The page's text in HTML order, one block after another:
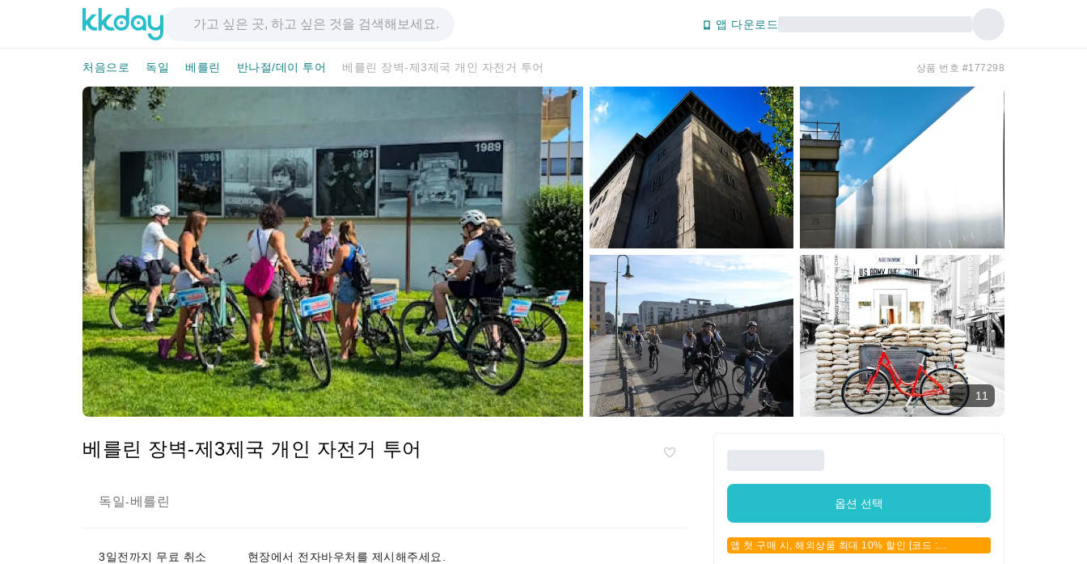
앱 다운로드
처음으로 독일 베를린 반나절/데이 투어 베를린 장벽-제3제국 개인 자전거 투어 상품 번호 #177298
11
베를린 장벽-제3제국 개인 자전거 투어
독일-베를린
3일전까지 무료 취소 현장에서 전자바우처를 제시해주세요.
옵션 선택
앱 첫 구매 시, 해외상품 최대 10% 할인 [코드 :